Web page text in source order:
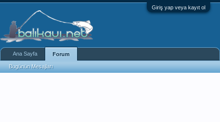
Giriş yap veya kayıt ol
Ana Sayfa Forum
Bugünün Mesajları